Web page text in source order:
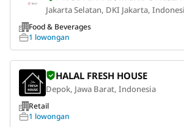
Jakarta Selatan, DKI Jakarta,
Food & Beverages
1 lowongan
HALAL FRESH HOUSE
Depok, Jawa Barat, Indonesia
Retail
1 lowongan